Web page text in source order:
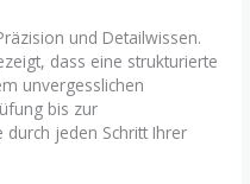
und Detailwissen.
dass eine strukturierte
unvergesslichen
bis zur
jeden Schritt Ihrer